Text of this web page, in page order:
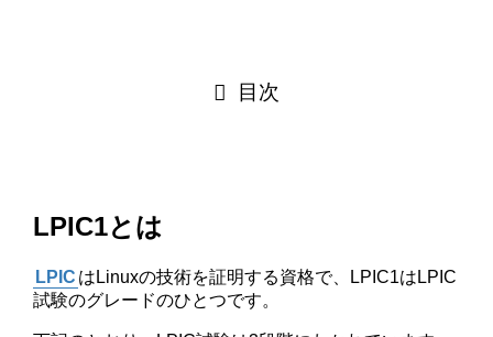
目次
LPIC1とは
LPIC はLinuxの技術を証明する資格で、LPIC1はLPIC
試験のグレードのひとつです。